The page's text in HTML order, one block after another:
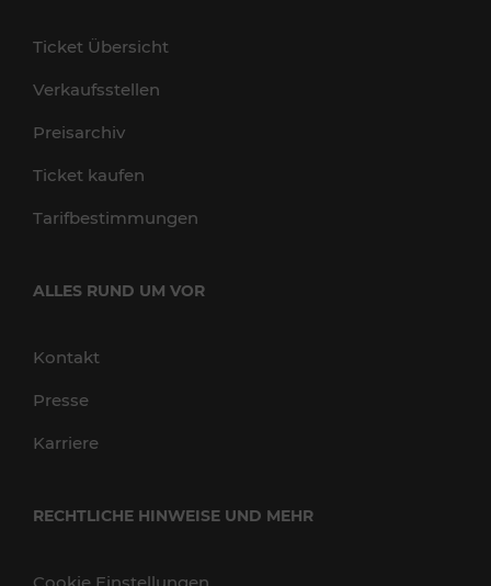
Ticket Übersicht
Verkaufsstellen
Preisarchiv
Ticket kaufen
Tarifbestimmungen
ALLES RUND UM VOR
Kontakt
Presse
Karriere
RECHTLICHE HINWEISE UND MEHR